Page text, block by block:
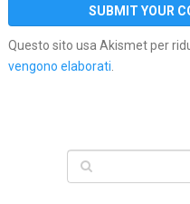
Questo sito usa Akismet per
vengono elaborati.